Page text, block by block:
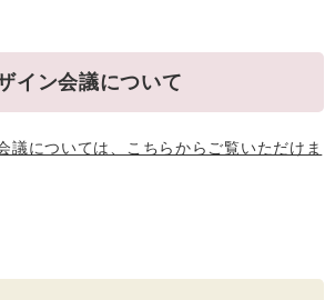
イン会議について
議については、こちらからご覧いただけま